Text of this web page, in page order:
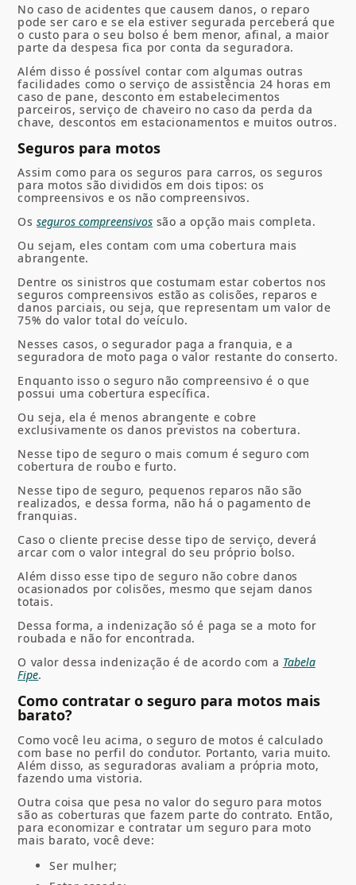
No caso de acidentes que causem danos, o reparo
pode ser caro e se ela estiver segurada perceberá que
o custo para o seu bolso é bem menor, afinal, a maior
parte da despesa fica por conta da seguradora.
Além disso é possível contar com algumas outras
facilidades como o serviço de assistência 24 horas em
caso de pane, desconto em estabelecimentos
parceiros, serviço de chaveiro no caso da perda da
chave, descontos em estacionamentos e muitos outros.
Seguros para motos
Assim como para os seguros para carros, os seguros
para motos são divididos em dois tipos: os
compreensivos e os não compreensivos.
Osseguros compreensivos são a opção mais completa.
Ou sejam, eles contam com uma cobertura mais
abrangente.
Dentre os sinistros que costumam estar cobertos nos
seguros compreensivos estão as colisões, reparos e
danos parciais, ou seja, que representam um valor de
75% do valor total do veículo.
Nesses casos, o segurador paga a franquia, e a
seguradora de moto paga o valor restante do conserto.
Enquanto isso o seguro não compreensivo é o que
possui uma cobertura específica.
Ou seja, ela é menos abrangente e cobre
exclusivamente os danos previstos na cobertura.
Nesse tipo de seguro o mais comum é seguro com
cobertura de roubo e furto.
Nesse tipo de seguro, pequenos reparos não são
realizados, e dessa forma, não há o pagamento de
franquias.
Caso o cliente precise desse tipo de serviço, deverá
arcar com o valor integral do seu próprio bolso.
Além disso esse tipo de seguro não cobre danos
ocasionados por colisões, mesmo que sejam danos
totais.
Dessa forma, a indenização só é paga se a moto for
roubada e não for encontrada.
O valor dessa indenização é de acordo com a Tabela
Fipe.
Como contratar o seguro para motos mais
barato?
Como você leu acima, o seguro de motos é calculado
com base no perfil do condutor. Portanto, varia muito.
Além disso, as seguradoras avaliam a própria moto,
fazendo uma vistoria.
Outra coisa que pesa no valor do seguro para motos
são as coberturas que fazem parte do contrato. Então,
para economizar e contratar um seguro para moto
mais barato, você deve:
Ser mulher;